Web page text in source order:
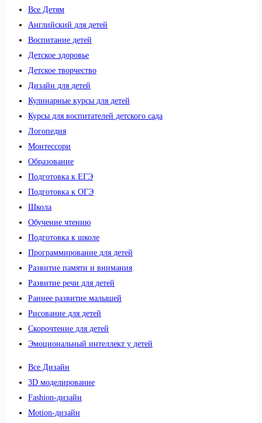
Все Детям
Английский для детей
Воспитание детей
Детское здоровье
Детское творчество
Дизайн для детей
Кулинарные курсы для детей
Курсы для воспитателей детского сада
Логопедия
Монтессори
Образование
Подготовка к ЕГЭ
Подготовка к ОГЭ
Школа
Обучение чтению
Подготовка к школе
Программирование для детей
Развитие памяти и внимания
Развитие речи для детей
Раннее развитие малышей
Рисование для детей
Скорочтение для детей
Эмоциональный интеллект у детей
Все Дизайн
3D моделирование
Fashion-дизайн
Motion-дизайн